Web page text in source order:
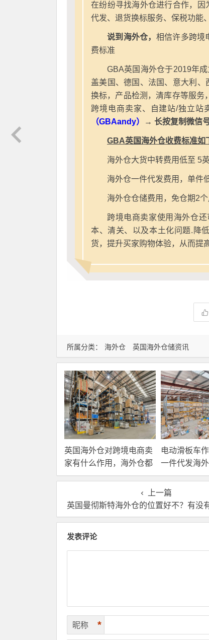
所属分类： 海外仓 英国海外仓储资讯
在纷纷寻找海外仓进行合作，
代发、退货换标服务、保税功能
说到海外仓， 相信许多跨境
费标准
GBA英国海外仓于2019年
盖美国、德国、法国、意大利
换标，产品检测，清库存等服务
跨境电商卖家、自建站/独立站
（GBAandy）
→ 长按复制微信
GBA英国海外仓收费标准如
海外仓大货中转费用低至 5
海外仓一件代发费用，单件
海外仓仓储费用，免仓期2个
跨境电商卖家使用海外仓
本、清关、以及本土化问题.降
货，提升买家购物体验，从而提
英国海外仓对跨境电商卖
家有什么作用，海外仓都
有哪些核心服务？
电动滑板车
一件代发海
选？
上一篇
英国曼彻斯特海外仓的位置好不？有没有海
发表评论
昵称 *